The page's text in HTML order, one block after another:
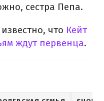
сестра Пепа.
что Кейт
ждут первенца.